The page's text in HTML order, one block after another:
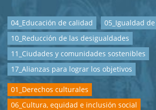
04_Educación de calidad
05_Igualdad
10_Reducción de las desigualdades
11_Ciudades y comunidades sostenibles
17_Alianzas para lograr los objetivos
01_Derechos culturales
06_Cultura, equidad e inclusión social